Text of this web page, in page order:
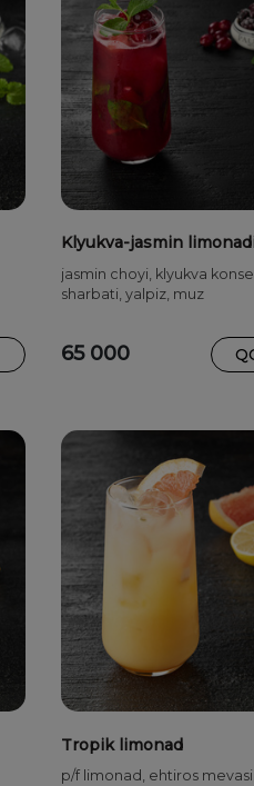
Klyukva-jasmin
jasmin choyi, klyukva
sharbati, yalpiz, muz
65 000
Tropik limonad
p/f limonad, ehtiros